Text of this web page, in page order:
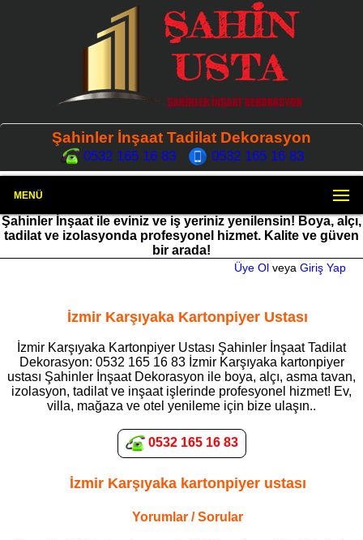
Şahinler İnşaat Tadilat Dekorasyon
0532 165 16 83 0532 165 16 83
MENÜ
Şahinler İnşaat ile eviniz ve iş yeriniz yenilensin! Boya, alçı,
tadilat ve izolasyonda profesyonel hizmet. Kalite ve güven
bir arada!
Üye Ol veya Giriş Yap
İzmir Karşıyaka Kartonpiyer Ustası
İzmir Karşıyaka Kartonpiyer Ustası Şahinler İnşaat Tadilat
Dekorasyon: 0532 165 16 83 İzmir Karşıyaka kartonpiyer
ustası Şahinler İnşaat Dekorasyon ile boya, alçı, asma tavan,
izolasyon, tadilat ve inşaat işlerinde profesyonel hizmet! Ev,
villa, mağaza ve otel yenileme için bize ulaşın..
0532 165 16 83
İzmir Karşıyaka kartonpiyer ustası
Yorumlar / Sorular